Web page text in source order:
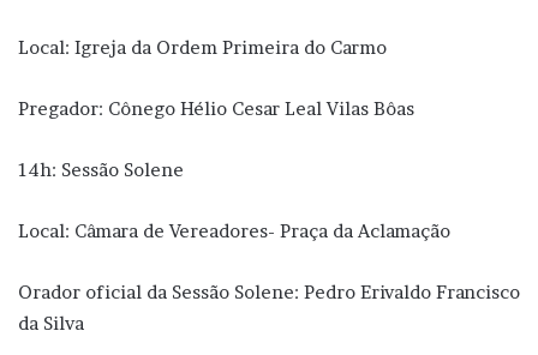
Local: Igreja da Ordem Primeira do Carmo
Pregador: Cônego Hélio Cesar Leal Vilas Bôas
14h: Sessão Solene
Local: Câmara de Vereadores- Praça da Aclamação
Orador oficial da Sessão Solene: Pedro Erivaldo Francisco
da Silva